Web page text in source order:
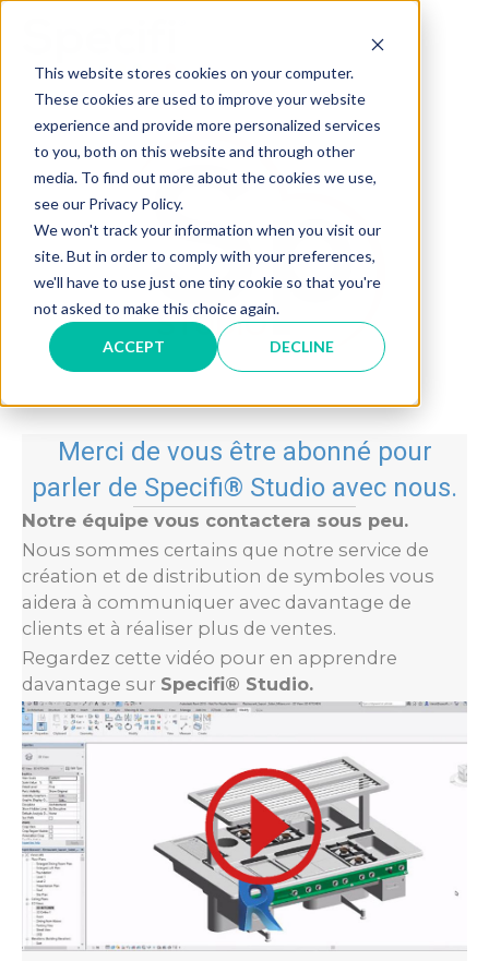
This website stores cookies on your computer.
These cookies are used to improve your website
experience and provide more personalized services
to you, both on this website and through other
media. To find out more about the cookies we use,
see our Privacy Policy.
We won't track your information when you visit our
site. But in order to comply with your preferences,
we'll have to use just one tiny cookie so that you're
not asked to make this choice again.
ACCEPT DECLINE
content
Merci de vous être abonné pour
parler de Specifi® Studio avec nous.
Notre équipe vous contactera sous peu.
Nous sommes certains que notre service de
création et de distribution de symboles vous
aidera à communiquer avec davantage de
clients et à réaliser plus de ventes.
Regardez cette vidéo pour en apprendre
davantage sur Specifi® Studio.